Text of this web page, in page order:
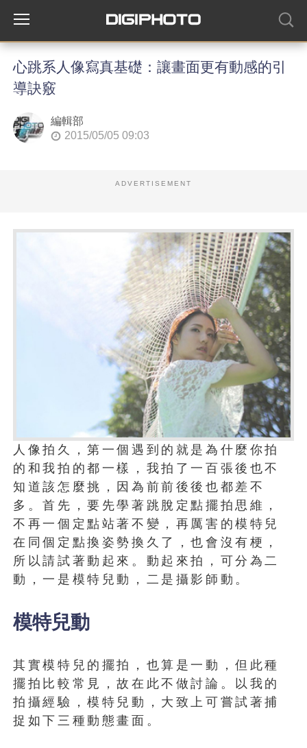
心跳系人像寫真基礎：讓畫面更有動感的引
導訣竅
編輯部
2015/05/05 09:03
ADVERTISEMENT
人像拍久，第一個遇到的就是為什麼你拍
的和我拍的都一樣，我拍了一百張後也不
知道該怎麼挑，因為前前後後也都差不
多。首先，要先學著跳脫定點擺拍思維，
不再一個定點站著不變，再厲害的模特兒
在同個定點換姿勢換久了，也會沒有梗，
所以請試著動起來。動起來拍，可分為二
動，一是模特兒動，二是攝影師動。
模特兒動
其實模特兒的擺拍，也算是一動，但此種
擺拍比較常見，故在此不做討論。以我的
拍攝經驗，模特兒動，大致上可嘗試著捕
捉如下三種動態畫面。